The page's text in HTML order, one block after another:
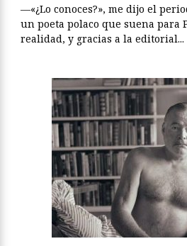
—«¿Lo conoces?», me dijo el
un poeta polaco que suena para
realidad, y gracias a la editorial...